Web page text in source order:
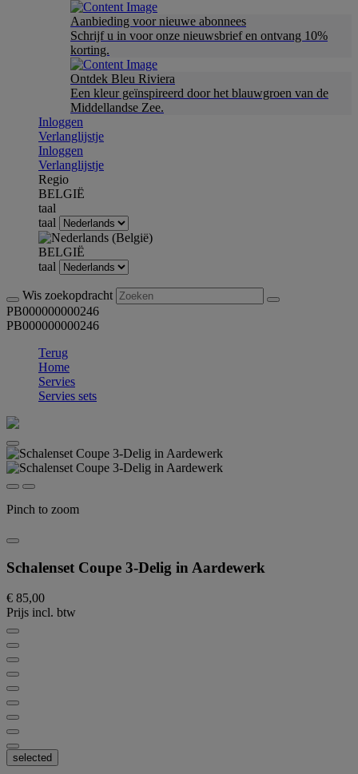
Aanbieding voor nieuwe abonnees
Schrijf u in voor onze nieuwsbrief en ontvang 10%
korting.
Ontdek Bleu Riviera
Een kleur geïnspireerd door het blauwgroen van de
Middellandse Zee.
Inloggen
Verlanglijstje
Inloggen
Verlanglijstje
Regio
BELGIË
taal
taal
BELGIË
taal
Wis zoekopdracht
PB000000000246
PB000000000246
Terug
Home
Servies
Servies sets
Pinch to zoom
Schalenset Coupe 3-Delig in Aardewerk
€ 85,00
Prijs incl. btw
selected